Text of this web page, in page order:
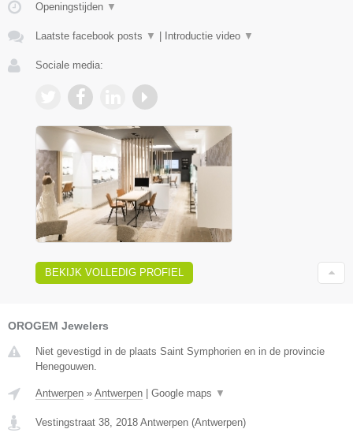
Openingstijden ▼
Laatste facebook posts ▼ Introductie video ▼
Sociale media:
BEKIJK VOLLEDIG PROFIEL
OROGEM Jewelers
Niet gevestigd in de plaats Saint Symphorien en in de provincie
Henegouwen.
Antwerpen » Antwerpen Google maps ▼
Vestingstraat 38, 2018 Antwerpen (Antwerpen)